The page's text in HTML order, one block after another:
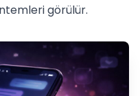
görülür.